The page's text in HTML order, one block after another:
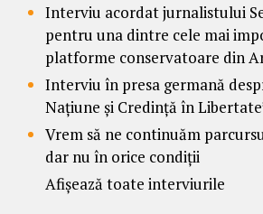
Interviu acordat jurnalistului
pentru una dintre cele mai
platforme conservatoare din
Interviu în presa germană
Națiune și Credință în
Vrem să ne continuăm
dar nu în orice condiții
Afișează toate interviurile